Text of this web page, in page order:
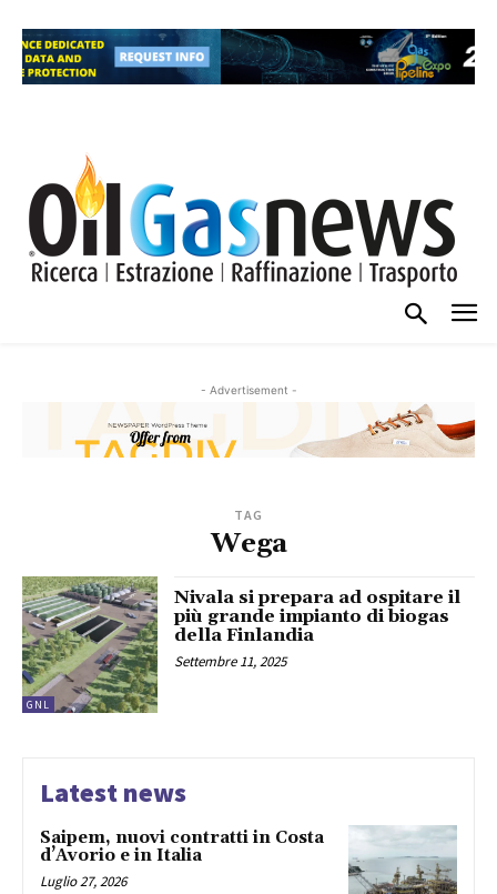
- Advertisement -
TAG
Wega
GNL
Nivala si prepara ad ospitare il
più grande impianto di biogas
della Finlandia
Settembre 11, 2025
Latest news
Saipem, nuovi contratti in Costa
d’Avorio e in Italia
Luglio 27, 2026